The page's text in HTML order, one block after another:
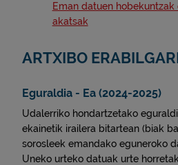
Eman datuen hobekuntzak
akatsak
ARTXIBO
Eguraldia - Ea (2024-2025)
Udalerriko hondartzetako
ekainetik irailera bitartean (biak
sorosleek emandako eguneroko
Uneko urteko datuak urte